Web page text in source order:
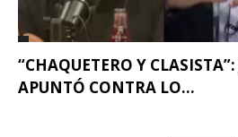
“CHAQUETERO Y
APUNTÓ CONTRA LO...